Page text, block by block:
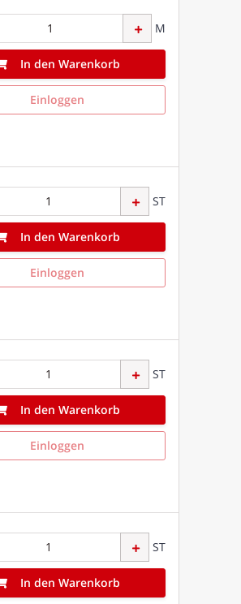
M
In den Warenkorb
Einloggen
ST
In den Warenkorb
Einloggen
ST
In den Warenkorb
Einloggen
ST
In den Warenkorb